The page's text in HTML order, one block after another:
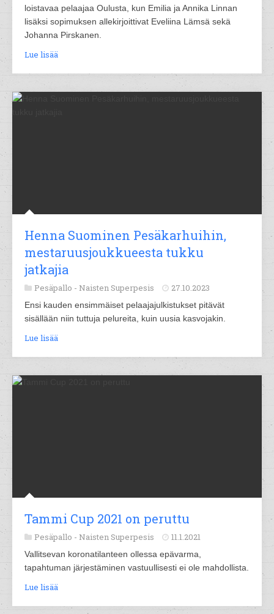
loistavaa pelaajaa Oulusta, kun Emilia ja Annika Linnan
lisäksi sopimuksen allekirjoittivat Eveliina Lämsä sekä
Johanna Pirskanen.
Lue lisää
Henna Suominen Pesäkarhuihin,
mestaruusjoukkueesta tukku
jatkajia
Pesäpallo - Naisten Superpesis 27.10.2023
Ensi kauden ensimmäiset pelaajajulkistukset pitävät
sisällään niin tuttuja pelureita, kuin uusia kasvojakin.
Lue lisää
Tammi Cup 2021 on peruttu
Pesäpallo - Naisten Superpesis 11.1.2021
Vallitsevan koronatilanteen ollessa epävarma,
tapahtuman järjestäminen vastuullisesti ei ole mahdollista.
Lue lisää